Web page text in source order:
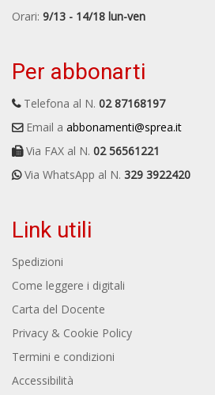
Orari: 9/13 - 14/18 lun-ven
Per abbonarti
Telefona al N. 02 87168197
Email a abbonamenti@sprea.it
Via FAX al N. 02 56561221
Via WhatsApp al N. 329 3922420
Link utili
Spedizioni
Come leggere i digitali
Carta del Docente
Privacy & Cookie Policy
Termini e condizioni
Accessibilità